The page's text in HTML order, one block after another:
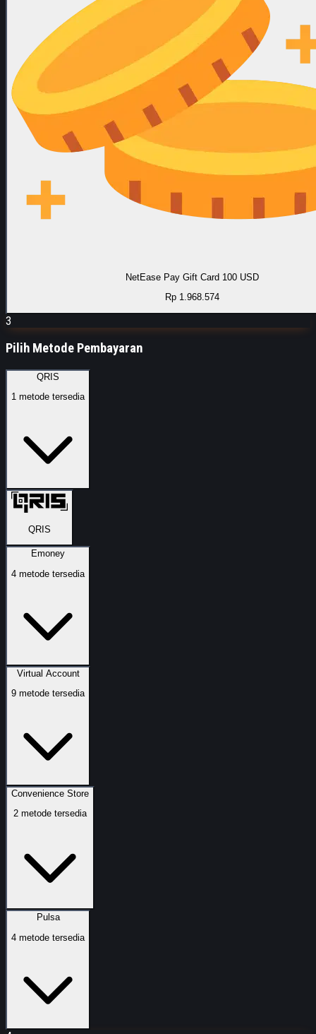
NetEase Pay Gift Card 100 USD
Rp 1.968.574
3
Pilih Metode Pembayaran
QRIS
1 metode tersedia
QRIS
Emoney
4 metode tersedia
Virtual Account
9 metode tersedia
Convenience Store
2 metode tersedia
Pulsa
4 metode tersedia